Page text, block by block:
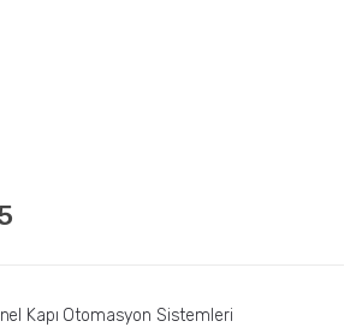
Kapı Otomasyon Sistemleri